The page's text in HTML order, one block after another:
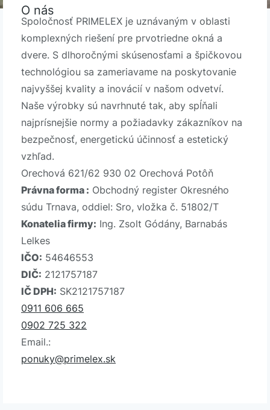
O nás
Spoločnosť PRIMELEX je uznávaným v oblasti
komplexných riešení pre prvotriedne okná a
dvere. S dlhoročnými skúsenosťami a špičkovou
technológiou sa zameriavame na poskytovanie
najvyššej kvality a inovácií v našom odvetví.
Naše výrobky sú navrhnuté tak, aby spĺňali
najprísnejšie normy a požiadavky zákazníkov na
bezpečnosť, energetickú účinnosť a estetický
vzhľad.
Orechová 621/62 930 02 Orechová Potôň
Právna forma : Obchodný register Okresného
súdu Trnava, oddiel: Sro, vložka č. 51802/T
Konatelia firmy: Ing. Zsolt Gódány, Barnabás
Lelkes
IČO: 54646553
DIČ: 2121757187
IČ DPH: SK2121757187
0911 606 665
0902 725 322
Email.:
ponuky@primelex.sk